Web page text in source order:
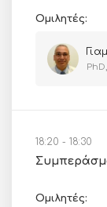
Ομιλητές:
18:20 - 18:30
Ομιλητές: